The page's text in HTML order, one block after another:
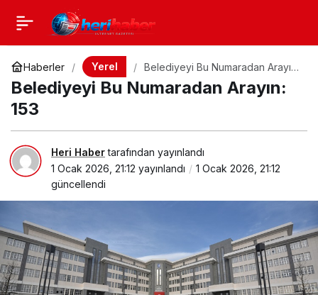
Haberler Yerel
Belediyeyi Bu Numaradan Arayın:
Belediyeyi Bu Numaradan Arayın:
153
Heri Habertarafından yayınlandı
1 Ocak 2026, 21:12 yayınlandı
1 Ocak 2026, 21:12
güncellendi